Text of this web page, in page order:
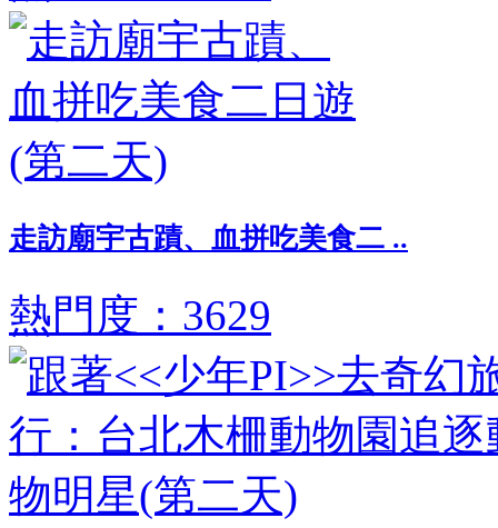
走訪廟宇古蹟、血拼吃美食二 ..
熱門度：3629